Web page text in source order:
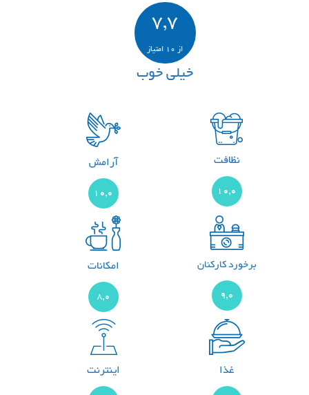
7,7
از 10 امتیاز
خیلی خوب
نظافت
10,0
آرامش
10,0
برخورد کارکنان
9,0
امکانات
8,0
غذا اینترنت